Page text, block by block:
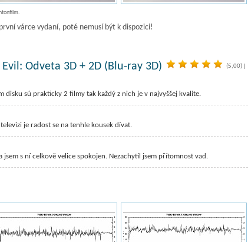
várce vydaní, poté nemusí být k dispozici!
Odveta 3D + 2D (Blu-ray 3D) (5,00)|
disku sú prakticky 2 filmy tak každý z nich je v najvyššej kvalite.
je radost se na tenhle kousek dívat.
s ní celkově velice spokojen. Nezachytil jsem přítomnost vad.